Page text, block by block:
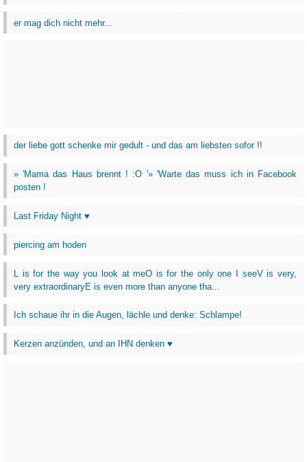
er mag dich nicht mehr...
der liebe gott schenke mir gedult - und das am liebsten sofor !!
» 'Mama das Haus brennt ! :O '» 'Warte das muss ich in Facebook
posten !
Last Friday Night ♥
piercing am hoden
L is for the way you look at meO is for the only one I seeV is very,
very extraordinaryE is even more than anyone tha...
Ich schaue ihr in die Augen, lächle und denke: Schlampe!
Kerzen anzünden, und an IHN denken ♥